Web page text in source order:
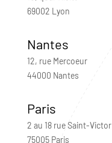
69002 Lyon
Nantes
12, rue Mercoeur
44000 Nantes
Paris
2 au 18 rue Saint-Victor
75005 Paris